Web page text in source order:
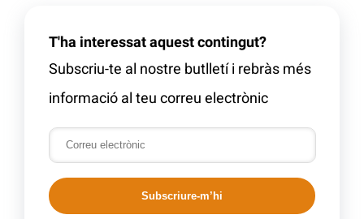
T'ha interessat aquest contingut?
Subscriu-te al nostre butlletí i rebràs més
informació al teu correu electrònic
Subscriure-m’hi